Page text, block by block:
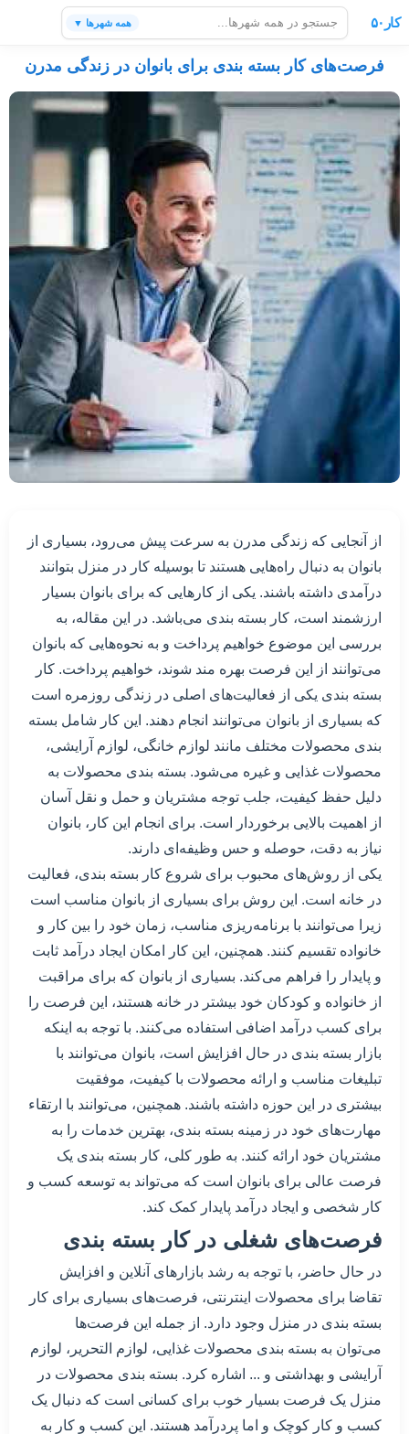
کار۵۰ همه شهرها ▼
فرصت‌های کار بسته بندی برای بانوان در زندگی مدرن
از آنجایی که زندگی مدرن به سرعت پیش می‌رود، بسیاری از
بانوان به دنبال راه‌هایی هستند تا بوسیله کار در منزل بتوانند
درآمدی داشته باشند. یکی از کارهایی که برای بانوان بسیار
ارزشمند است، کار بسته بندی می‌باشد. در این مقاله، به
بررسی این موضوع خواهیم پرداخت و به نحوه‌هایی که بانوان
می‌توانند از این فرصت بهره مند شوند، خواهیم پرداخت. کار
بسته بندی یکی از فعالیت‌های اصلی در زندگی روزمره است
که بسیاری از بانوان می‌توانند انجام دهند. این کار شامل بسته
بندی محصولات مختلف مانند لوازم خانگی، لوازم آرایشی،
محصولات غذایی و غیره می‌شود. بسته بندی محصولات به
دلیل حفظ کیفیت، جلب توجه مشتریان و حمل و نقل آسان
از اهمیت بالایی برخوردار است. برای انجام این کار، بانوان
نیاز به دقت، حوصله و حس وظیفه‌ای دارند.
یکی از روش‌های محبوب برای شروع کار بسته بندی، فعالیت
در خانه است. این روش برای بسیاری از بانوان مناسب است
زیرا می‌توانند با برنامه‌ریزی مناسب، زمان خود را بین کار و
خانواده تقسیم کنند. همچنین، این کار امکان ایجاد درآمد ثابت
و پایدار را فراهم می‌کند. بسیاری از بانوان که برای مراقبت
از خانواده و کودکان خود بیشتر در خانه هستند، این فرصت را
برای کسب درآمد اضافی استفاده می‌کنند. با توجه به اینکه
بازار بسته بندی در حال افزایش است، بانوان می‌توانند با
تبلیغات مناسب و ارائه محصولات با کیفیت، موفقیت
بیشتری در این حوزه داشته باشند. همچنین، می‌توانند با ارتقاء
مهارت‌های خود در زمینه بسته بندی، بهترین خدمات را به
مشتریان خود ارائه کنند. به طور کلی، کار بسته بندی یک
فرصت عالی برای بانوان است که می‌تواند به توسعه کسب و
کار شخصی و ایجاد درآمد پایدار کمک کند.
فرصت‌های شغلی در کار بسته بندی
در حال حاضر، با توجه به رشد بازارهای آنلاین و افزایش
تقاضا برای محصولات اینترنتی، فرصت‌های بسیاری برای کار
بسته بندی در منزل وجود دارد. از جمله این فرصت‌ها
می‌توان به بسته بندی محصولات غذایی، لوازم التحریر، لوازم
آرایشی و بهداشتی و ... اشاره کرد. بسته بندی محصولات در
منزل یک فرصت بسیار خوب برای کسانی است که دنبال یک
کسب و کار کوچک و اما پردرآمد هستند. این کسب و کار به